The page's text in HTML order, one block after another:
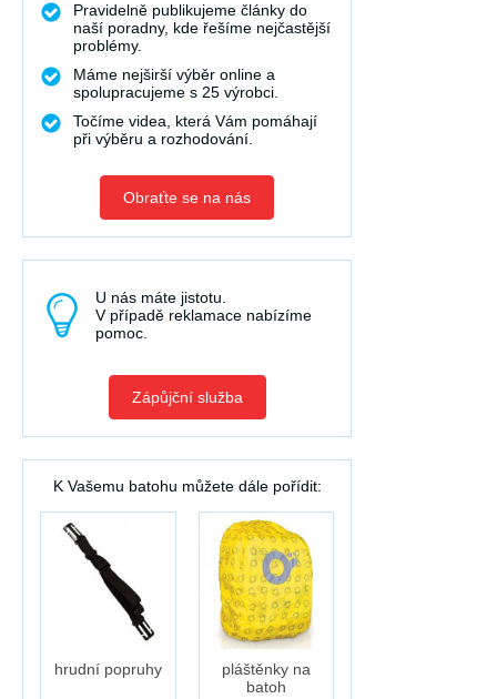
Pravidelně publikujeme články do
naší poradny, kde řešíme nejčastější
problémy.
Máme nejširší výběr online a
spolupracujeme s 25 výrobci.
Točíme videa, která Vám pomáhají
při výběru a rozhodování.
Obraťte se na nás
U nás máte jistotu.
V případě reklamace nabízíme
pomoc.
Zápůjční služba
K Vašemu batohu můžete dále pořídit:
hrudní popruhy
pláštěnky na
batoh